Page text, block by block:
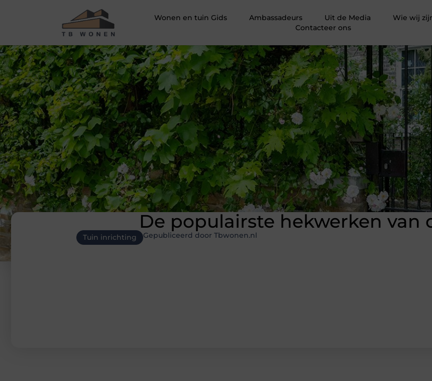
Wonen en tuin Gids Ambassadeurs Uit de Media Wie wij
Contacteer ons
De populairste hekwerken
Tuin inrichting Gepubliceerd door Tbwonen.nl